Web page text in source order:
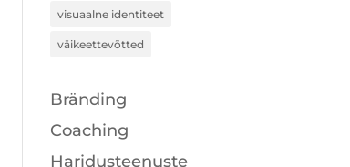
visuaalne identiteet
väikeettevõtted
Bränding
Coaching
Haridusteenuste